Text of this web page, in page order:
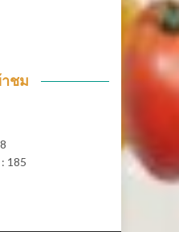
ข่าวทั่
ชม
185